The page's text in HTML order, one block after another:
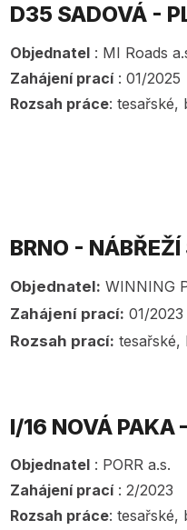
D35 SADOVÁ -
Objednatel : MI Roads
Zahájení prací: 01/2025
Rozsah práce: tesařské,
BRNO -
Objednatel: WINNING
Zahájení prací: 01/2023
Rozsah prací: tesařské,
I/16 NOVÁ PAKA
Objednatel : PORR a.s.
Zahájení prací: 2/2023
Rozsah práce: tesařské,